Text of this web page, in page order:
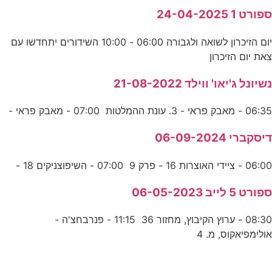
ספורט 1 24-04-2025
יום הזיכרון לשואה ולגבורה 06:00 - 10:00 השידורים יתחדשו עם
צאת יום הזיכרון
נשיונל ג'יאו' ווילד 21-08-2022
06:35 - מאבק פראי - 3. עונת ההמלטות 07:00 - מאבק פראי -
דיסקברי 06-09-2024
06:00 - ציידי האוצרות 16 - פרק 9 07:00 - השיפוצניקים 18 -
ספורט 5 לייב 06-05-2023
08:30 - ערוץ הקיבוץ, מחזור 36 11:15 - פנרבחצ'ה -
אולימפיאקוס, מ. 4